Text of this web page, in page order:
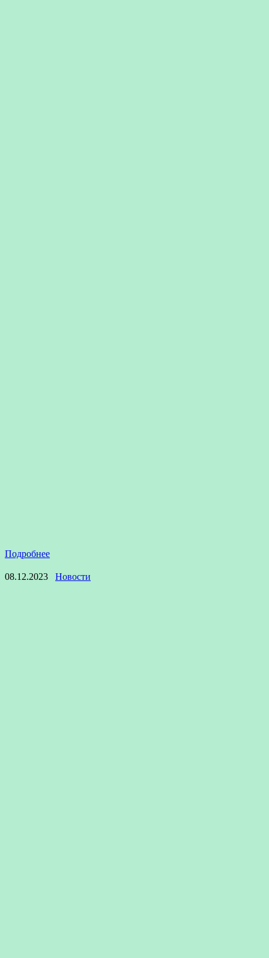
Подробнее
08.12.2023 Новости